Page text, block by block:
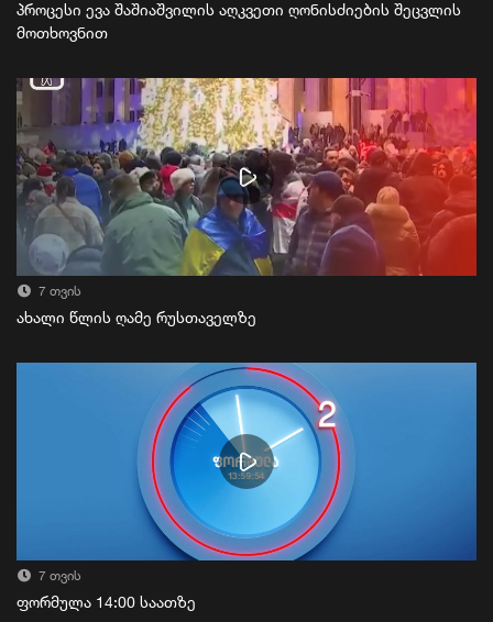
პროცესი ევა შაშიაშვილის აღკვეთი ღონისძიების შეცვლის
მოთხოვნით
7 თვის
ახალი წლის ღამე რუსთაველზე
7 თვის
ფორმულა 14:00 საათზე